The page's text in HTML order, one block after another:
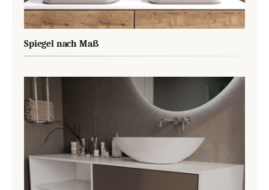
Spiegel nach Maß